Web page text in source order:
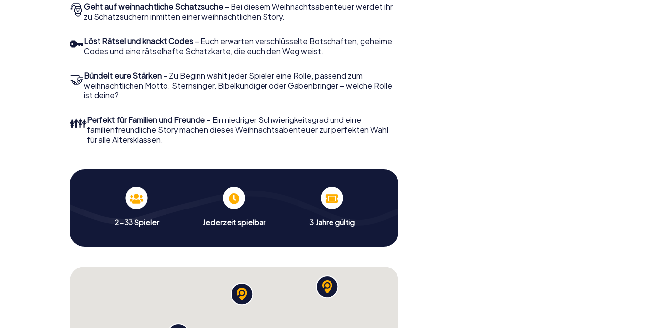
🎅Geht auf weihnachtliche Schatzsuche – Bei diesem Weihnachtsabenteuer werdet ihr
zu Schatzsuchern inmitten einer weihnachtlichen Story.
🔑Löst Rätsel und knackt Codes – Euch erwarten verschlüsselte Botschaften, geheime
Codes und eine rätselhafte Schatzkarte, die euch den Weg weist.
🤝Bündelt eure Stärken – Zu Beginn wählt jeder Spieler eine Rolle, passend zum
weihnachtlichen Motto. Sternsinger, Bibelkundiger oder Gabenbringer – welche Rolle
ist deine?
👪Perfekt für Familien und Freunde – Ein niedriger Schwierigkeitsgrad und eine
familienfreundliche Story machen dieses Weihnachtsabenteuer zur perfekten Wahl
für alle Altersklassen.
2-33 Spieler Jederzeit spielbar 3 Jahre gültig